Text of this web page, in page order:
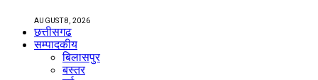
AUGUST 8, 2026
छत्तीसगढ
सम्पादकीय
बिलासपुर
बस्तर